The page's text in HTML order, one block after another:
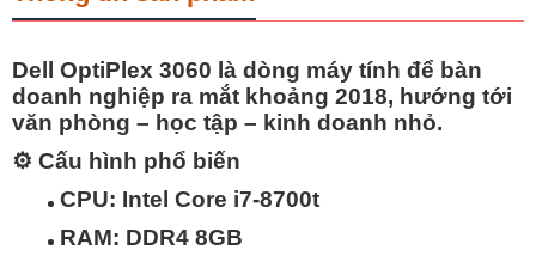
Dell OptiPlex 3060 là dòng máy tính để bàn
doanh nghiệp ra mắt khoảng 2018, hướng tới
văn phòng – học tập – kinh doanh nhỏ.
⚙️ Cấu hình phổ biến
CPU: Intel Core i7-8700t
RAM: DDR4 8GB